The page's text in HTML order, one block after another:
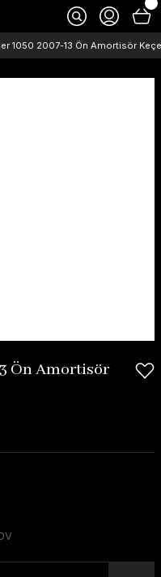
1050 2007-13 Ön Amortisör
Ön Amortisör